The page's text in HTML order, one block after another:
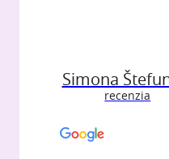
Simona
recenzia